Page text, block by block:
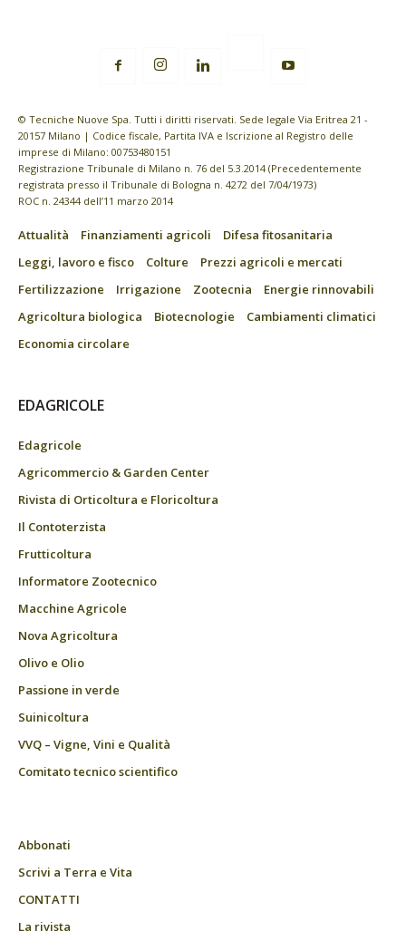
© Tecniche Nuove Spa. Tutti i diritti riservati. Sede legale Via Eritrea 21 -
20157 Milano | Codice fiscale, Partita IVA e Iscrizione al Registro delle
imprese di Milano: 00753480151
Registrazione Tribunale di Milano n. 76 del 5.3.2014 (Precedentemente
registrata presso il Tribunale di Bologna n. 4272 del 7/04/1973)
ROC n. 24344 dell’11 marzo 2014
Attualità Finanziamenti agricoli
Difesa fitosanitaria
Leggi, lavoro e fisco
Colture
Prezzi agricoli e mercati
Fertilizzazione
Irrigazione Zootecnia
Energie rinnovabili
Agricoltura biologica
Biotecnologie
Cambiamenti climatici
Economia circolare
EDAGRICOLE
Edagricole
Agricommercio & Garden Center
Rivista di Orticoltura e Floricoltura
Il Contoterzista
Frutticoltura
Informatore Zootecnico
Macchine Agricole
Nova Agricoltura
Olivo e Olio
Passione in verde
Suinicoltura
VVQ – Vigne, Vini e Qualità
Comitato tecnico scientifico
Abbonati
Scrivi a Terra e Vita
CONTATTI
La rivista